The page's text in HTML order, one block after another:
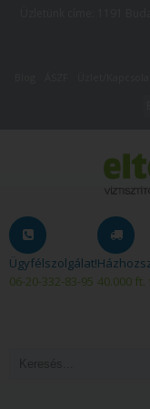
Ügyfélszolgálat!
06-20-332-83-95 40.000 ft.